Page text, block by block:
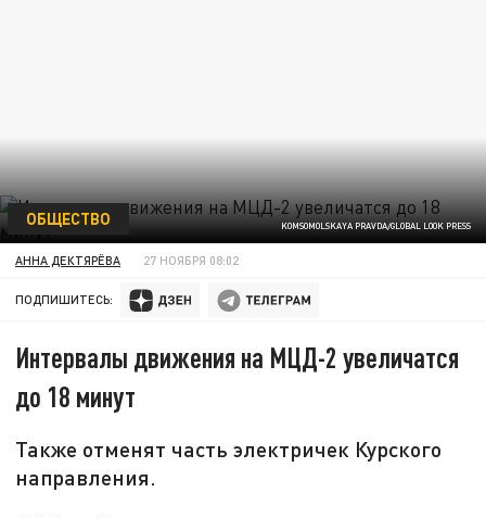
KOMSOMOLSKAYA PRAVDA/GLOBAL LOOK PRESS
ОБЩЕСТВО
АННА ДЕКТЯРЁВА 27 НОЯБРЯ 08:02
ПОДПИШИТЕСЬ:
Интервалы движения на МЦД-2 увеличатся
до 18 минут
Также отменят часть электричек Курского
направления.